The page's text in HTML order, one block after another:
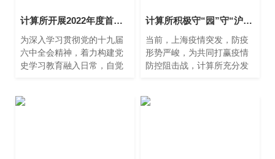
计算所开展2022年度首次中心组学习——传达学习上海市委、市科技工作党委党史学习教育总结会议精神、传达学习习近平总书记在省部级主要领导干部学习贯彻党的十九届六中全会精神专题研讨班开班式上发表的重要讲话
为深入学习贯彻党的十九届
六中全会精神，着力构建党
史学习教育融入日常，自觉
度首次中心组学习，由党委
计算所积极守“园”守“沪”，同心协力，共同抗疫
当前，上海疫情突发，防疫
形势严峻，为共同打赢疫情
防控阻击战，计算所充分发
为群众办实事，坚决守护好